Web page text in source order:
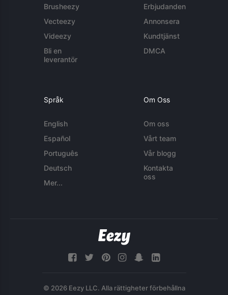
Brusheezy
Vecteezy
Videezy
Bli en
leverantör
Erbjudanden
Annonsera
Kundtjänst
DMCA
Språk
English
Español
Português
Deutsch
Mer...
Om Oss
Om oss
Vårt team
Vår blogg
Kontakta
oss
© 2026 Eezy LLC. Alla rättigheter förbehållna